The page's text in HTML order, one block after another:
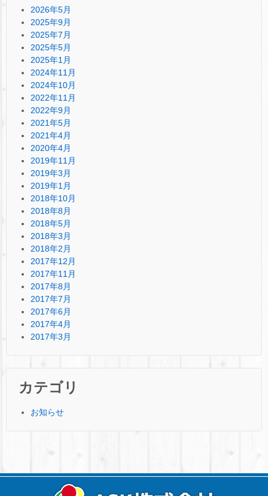
2026年5月
2025年9月
2025年7月
2025年5月
2025年1月
2024年11月
2024年10月
2022年11月
2022年9月
2021年5月
2021年4月
2020年4月
2019年11月
2019年3月
2019年1月
2018年10月
2018年8月
2018年5月
2018年3月
2018年2月
2017年12月
2017年11月
2017年8月
2017年7月
2017年6月
2017年4月
2017年3月
カテゴリ
お知らせ